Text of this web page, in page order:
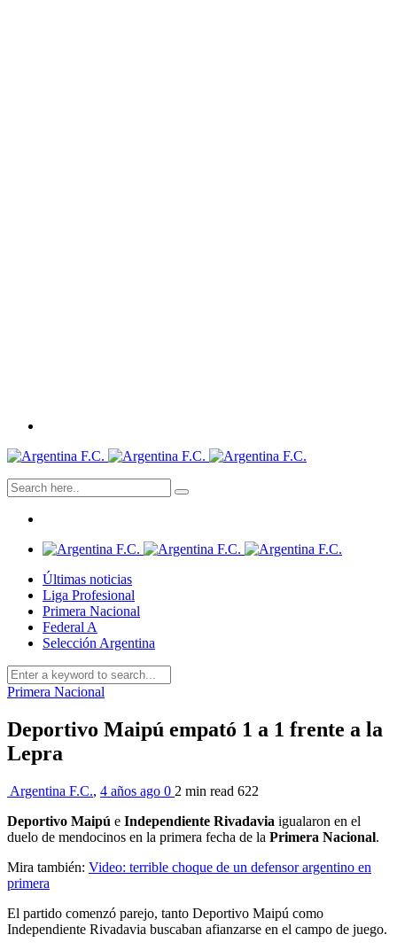
Últimas noticias
Liga Profesional
Primera Nacional
Federal A
Selección Argentina
Primera Nacional
Deportivo Maipú empató 1 a 1 frente a la
Lepra
Argentina F.C., 4 años ago 0 2 min read 622
Deportivo Maipú e Independiente Rivadavia igualaron en el
duelo de mendocinos en la primera fecha de la Primera Nacional.
Mira también: Video: terrible choque de un defensor argentino en
primera
El partido comenzó parejo, tanto Deportivo Maipú como
Independiente Rivadavia buscaban afianzarse en el campo de juego.